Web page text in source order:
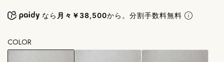
スチール ブロンズメッキ仕上げ。
わせください。
なら 月々￥38,500から。分割手数料無料
COLOR